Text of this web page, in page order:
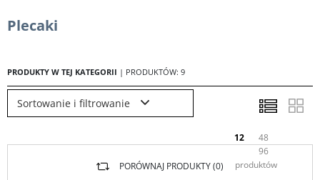
Plecaki
PRODUKTY W TEJ KATEGORII | PRODUKTÓW: 9
Sortowanie i filtrowanie
12
48
96
produktów
PORÓWNAJ PRODUKTY (0)